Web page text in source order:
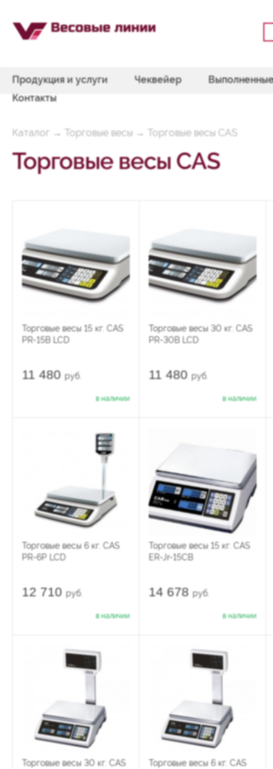
Продукция и услуги Чеквейер
Контакты
Каталог → Торговые весы → Торговые весы CAS
Торговые весы CAS
Торговые весы 15 кг. CAS
PR-15B LCD
11 480 руб.
в наличии
Торговые весы 30 кг. CAS
PR-30B LCD
11 480 руб.
в наличии
Торговые весы 6 кг. CAS
PR-6P LCD
12 710 руб.
в наличии
Торговые весы 15 кг. CAS
ER-Jr-15CB
14 678 руб.
в наличии
Торговые весы 30 кг. CAS
Торговые весы 6 кг. CAS